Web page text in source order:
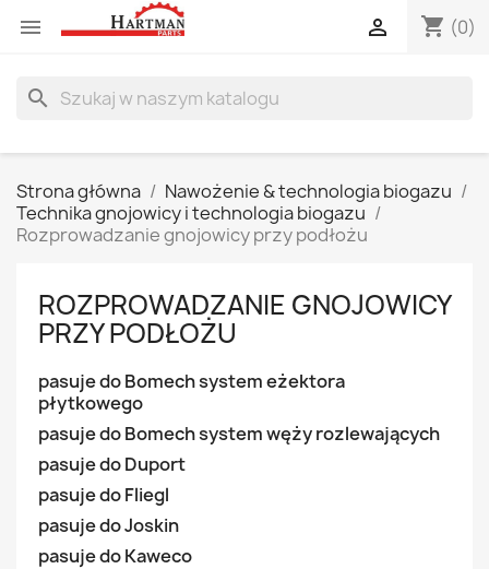
 shopping_cart (0)

search
Strona główna
Nawożenie & technologia biogazu
Technika gnojowicy i technologia biogazu
Rozprowadzanie gnojowicy przy podłożu
ROZPROWADZANIE GNOJOWICY
PRZY PODŁOŻU
pasuje do Bomech system eżektora
płytkowego
pasuje do Bomech system węży rozlewających
pasuje do Duport
pasuje do Fliegl
pasuje do Joskin
pasuje do Kaweco